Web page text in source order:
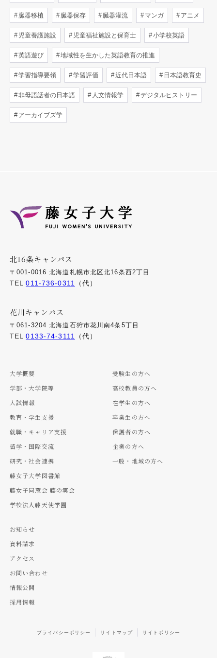
臓器移植 臓器保存 臓器灌流 マンガ アニメ
児童養護施設 児童福祉施設と保育士 小学校英語
英語遊び 地域性を生かした英語教育の推進
学習指導要領 学習評価 近代日本語 日本語教育史
非母語話者の日本語 人文情報学 デジタルヒストリー
アーカイブズ学
北16条キャンパス
〒001-0016 北海道札幌市北区北16条西2丁目
TEL011-736-0311 （代）
花川キャンパス
〒061-3204 北海道石狩市花川南4条5丁目
TEL0133-74-3111 （代）
大学概要
学部・大学院等
入試情報
教育・学生支援
就職・キャリア支援
留学・国際交流
研究・社会連携
藤女子大学図書館
藤女子同窓会 藤の実会
学校法人藤天使学園
受験生の方へ
高校教員の方へ
在学生の方へ
卒業生の方へ
保護者の方へ
企業の方へ
一般・地域の方へ
お知らせ
資料請求
アクセス
お問い合わせ
情報公開
採用情報
プライバシーポリシー サイトマップ サイトポリシー